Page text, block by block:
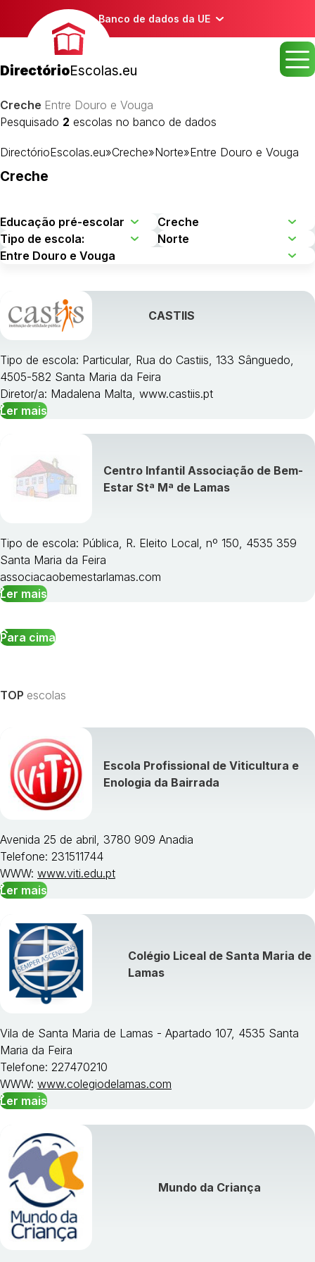
Banco de dados da UE
DirectórioEscolas.eu
Creche Entre Douro e Vouga
Pesquisado 2 escolas no banco de dados
DirectórioEscolas.eu»Creche»Norte»Entre Douro e Vouga
Creche
CASTIIS
Tipo de escola: Particular, Rua do Castiis, 133 Sânguedo,
4505-582 Santa Maria da Feira
Diretor/a: Madalena Malta, www.castiis.pt
Ler mais
Centro Infantil Associação de Bem-
Estar Stª Mª de Lamas
Tipo de escola: Pública, R. Eleito Local, nº 150, 4535 359
Santa Maria da Feira
associacaobemestarlamas.com
Ler mais
Para cima
TOP escolas
Escola Profissional de Viticultura e
Enologia da Bairrada
Avenida 25 de abril, 3780 909 Anadia
Telefone: 231511744
WWW: www.viti.edu.pt
Ler mais
Colégio Liceal de Santa Maria de
Lamas
Vila de Santa Maria de Lamas - Apartado 107, 4535 Santa
Maria da Feira
Telefone: 227470210
WWW: www.colegiodelamas.com
Ler mais
Mundo da Criança